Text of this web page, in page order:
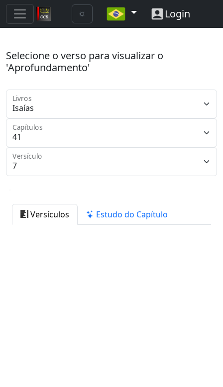
Login
Selecione o verso para visualizar o
'Aprofundamento'
Livros
Capítulos
Versículo
Versículos Estudo do Capítulo